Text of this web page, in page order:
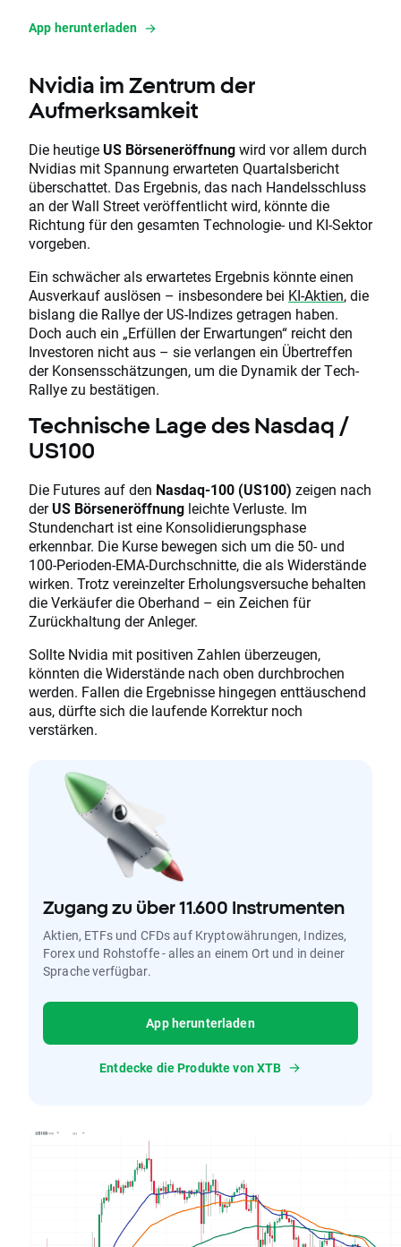
App herunterladen
Nvidia im Zentrum der
Aufmerksamkeit
Die heutige US Börseneröffnungwird vor allem durch
Nvidias mit Spannung erwarteten Quartalsbericht
überschattet. Das Ergebnis, das nach Handelsschluss
an der Wall Street veröffentlicht wird, könnte die
Richtung für den gesamten Technologie- und KI-Sektor
vorgeben.
Ein schwächer als erwartetes Ergebnis könnte einen
Ausverkauf auslösen – insbesondere bei KI-Aktien, die
bislang die Rallye der US-Indizes getragen haben.
Doch auch ein „Erfüllen der Erwartungen“ reicht den
Investoren nicht aus – sie verlangen ein Übertreffen
der Konsensschätzungen, um die Dynamik der Tech-
Rallye zu bestätigen.
Technische Lage des Nasdaq /
US100
Die Futures auf den Nasdaq-100 (US100) zeigen nach
derUS Börseneröffnung leichte Verluste. Im
Stundenchart ist eine Konsolidierungsphase
erkennbar. Die Kurse bewegen sich um die 50- und
100-Perioden-EMA-Durchschnitte, die als Widerstände
wirken. Trotz vereinzelter Erholungsversuche behalten
die Verkäufer die Oberhand – ein Zeichen für
Zurückhaltung der Anleger.
Sollte Nvidia mit positiven Zahlen überzeugen,
könnten die Widerstände nach oben durchbrochen
werden. Fallen die Ergebnisse hingegen enttäuschend
aus, dürfte sich die laufende Korrektur noch
verstärken.
Zugang zu über 11.600 Instrumenten
Aktien, ETFs und CFDs auf Kryptowährungen, Indizes,
Forex und Rohstoffe - alles an einem Ort und in deiner
Sprache verfügbar.
App herunterladen
Entdecke die Produkte von XTB